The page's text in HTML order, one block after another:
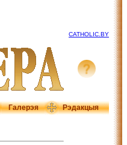
CATHOLIC.BY
Галерэя Рэдакцыя